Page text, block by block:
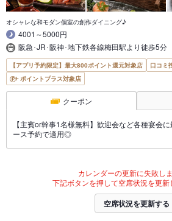
オシャレな和モダン個室の創作ダイニング♪
4001～5000円
阪急･JR･阪神･地下鉄各線梅田駅より徒歩5分
【アプリ予約限定】最大800ポイント還元対象店
口コミ
ポイントプラス対象店
クーポン
【主賓or幹事1名様無料】歓迎会など各種宴会
ース予約で適用◎
カレンダーの更新に失敗しま
下記ボタンを押して空席状況を更新
空席状況を更新する